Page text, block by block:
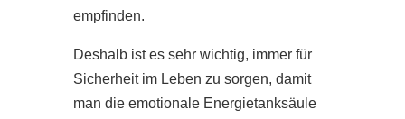
empfinden.
Deshalb ist es sehr wichtig, immer für
Sicherheit im Leben zu sorgen, damit
man die emotionale Energietanksäule